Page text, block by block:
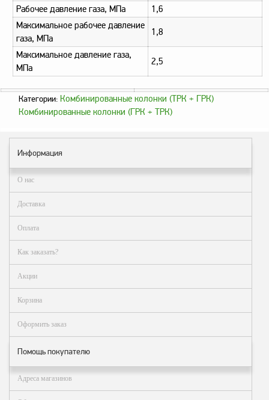
Рабочее давление газа, МПа
1,6
Максимальное рабочее давление
газа, МПа
1,8
Максимальное давление газа,
МПа
2,5
Категории: Комбинированные колонки (ТРК + ГРК)
Комбинированные колонки (ГРК + ТРК)
Информация
О нас
Доставка
Оплата
Как заказать?
Акции
Корзина
Оформить заказ
Помощь покупателю
Адреса магазинов